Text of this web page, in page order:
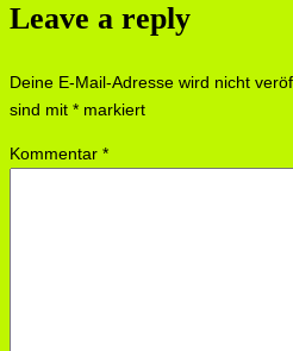
Leave a reply
Deine E-Mail-Adresse wird nicht
sind mit * markiert
Kommentar *